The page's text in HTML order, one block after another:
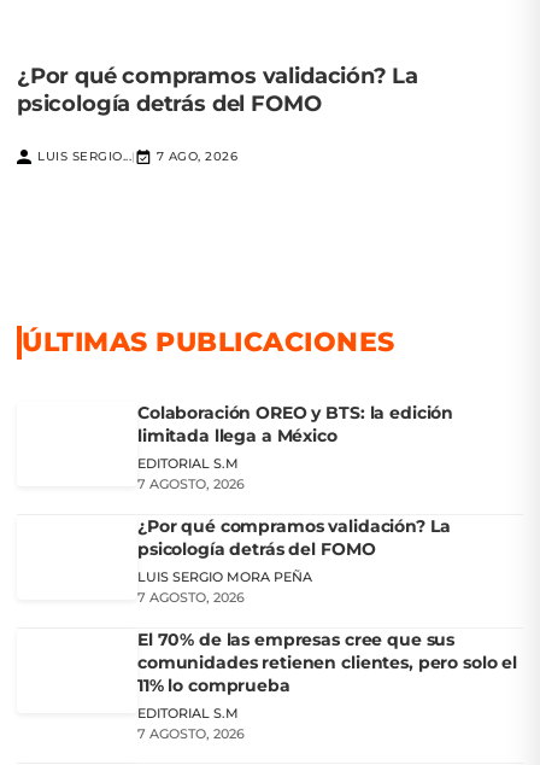
¿Por qué compramos validación? La
psicología detrás del FOMO
LUIS SERGIO...| 7 AGO, 2026
ÚLTIMAS PUBLICACIONES
Colaboración OREO y BTS: la edición
limitada llega a México
EDITORIAL S.M
7 AGOSTO, 2026
¿Por qué compramos validación? La
psicología detrás del FOMO
LUIS SERGIO MORA PEÑA
7 AGOSTO, 2026
El 70% de las empresas cree que sus
comunidades retienen clientes, pero solo el
11% lo comprueba
EDITORIAL S.M
7 AGOSTO, 2026